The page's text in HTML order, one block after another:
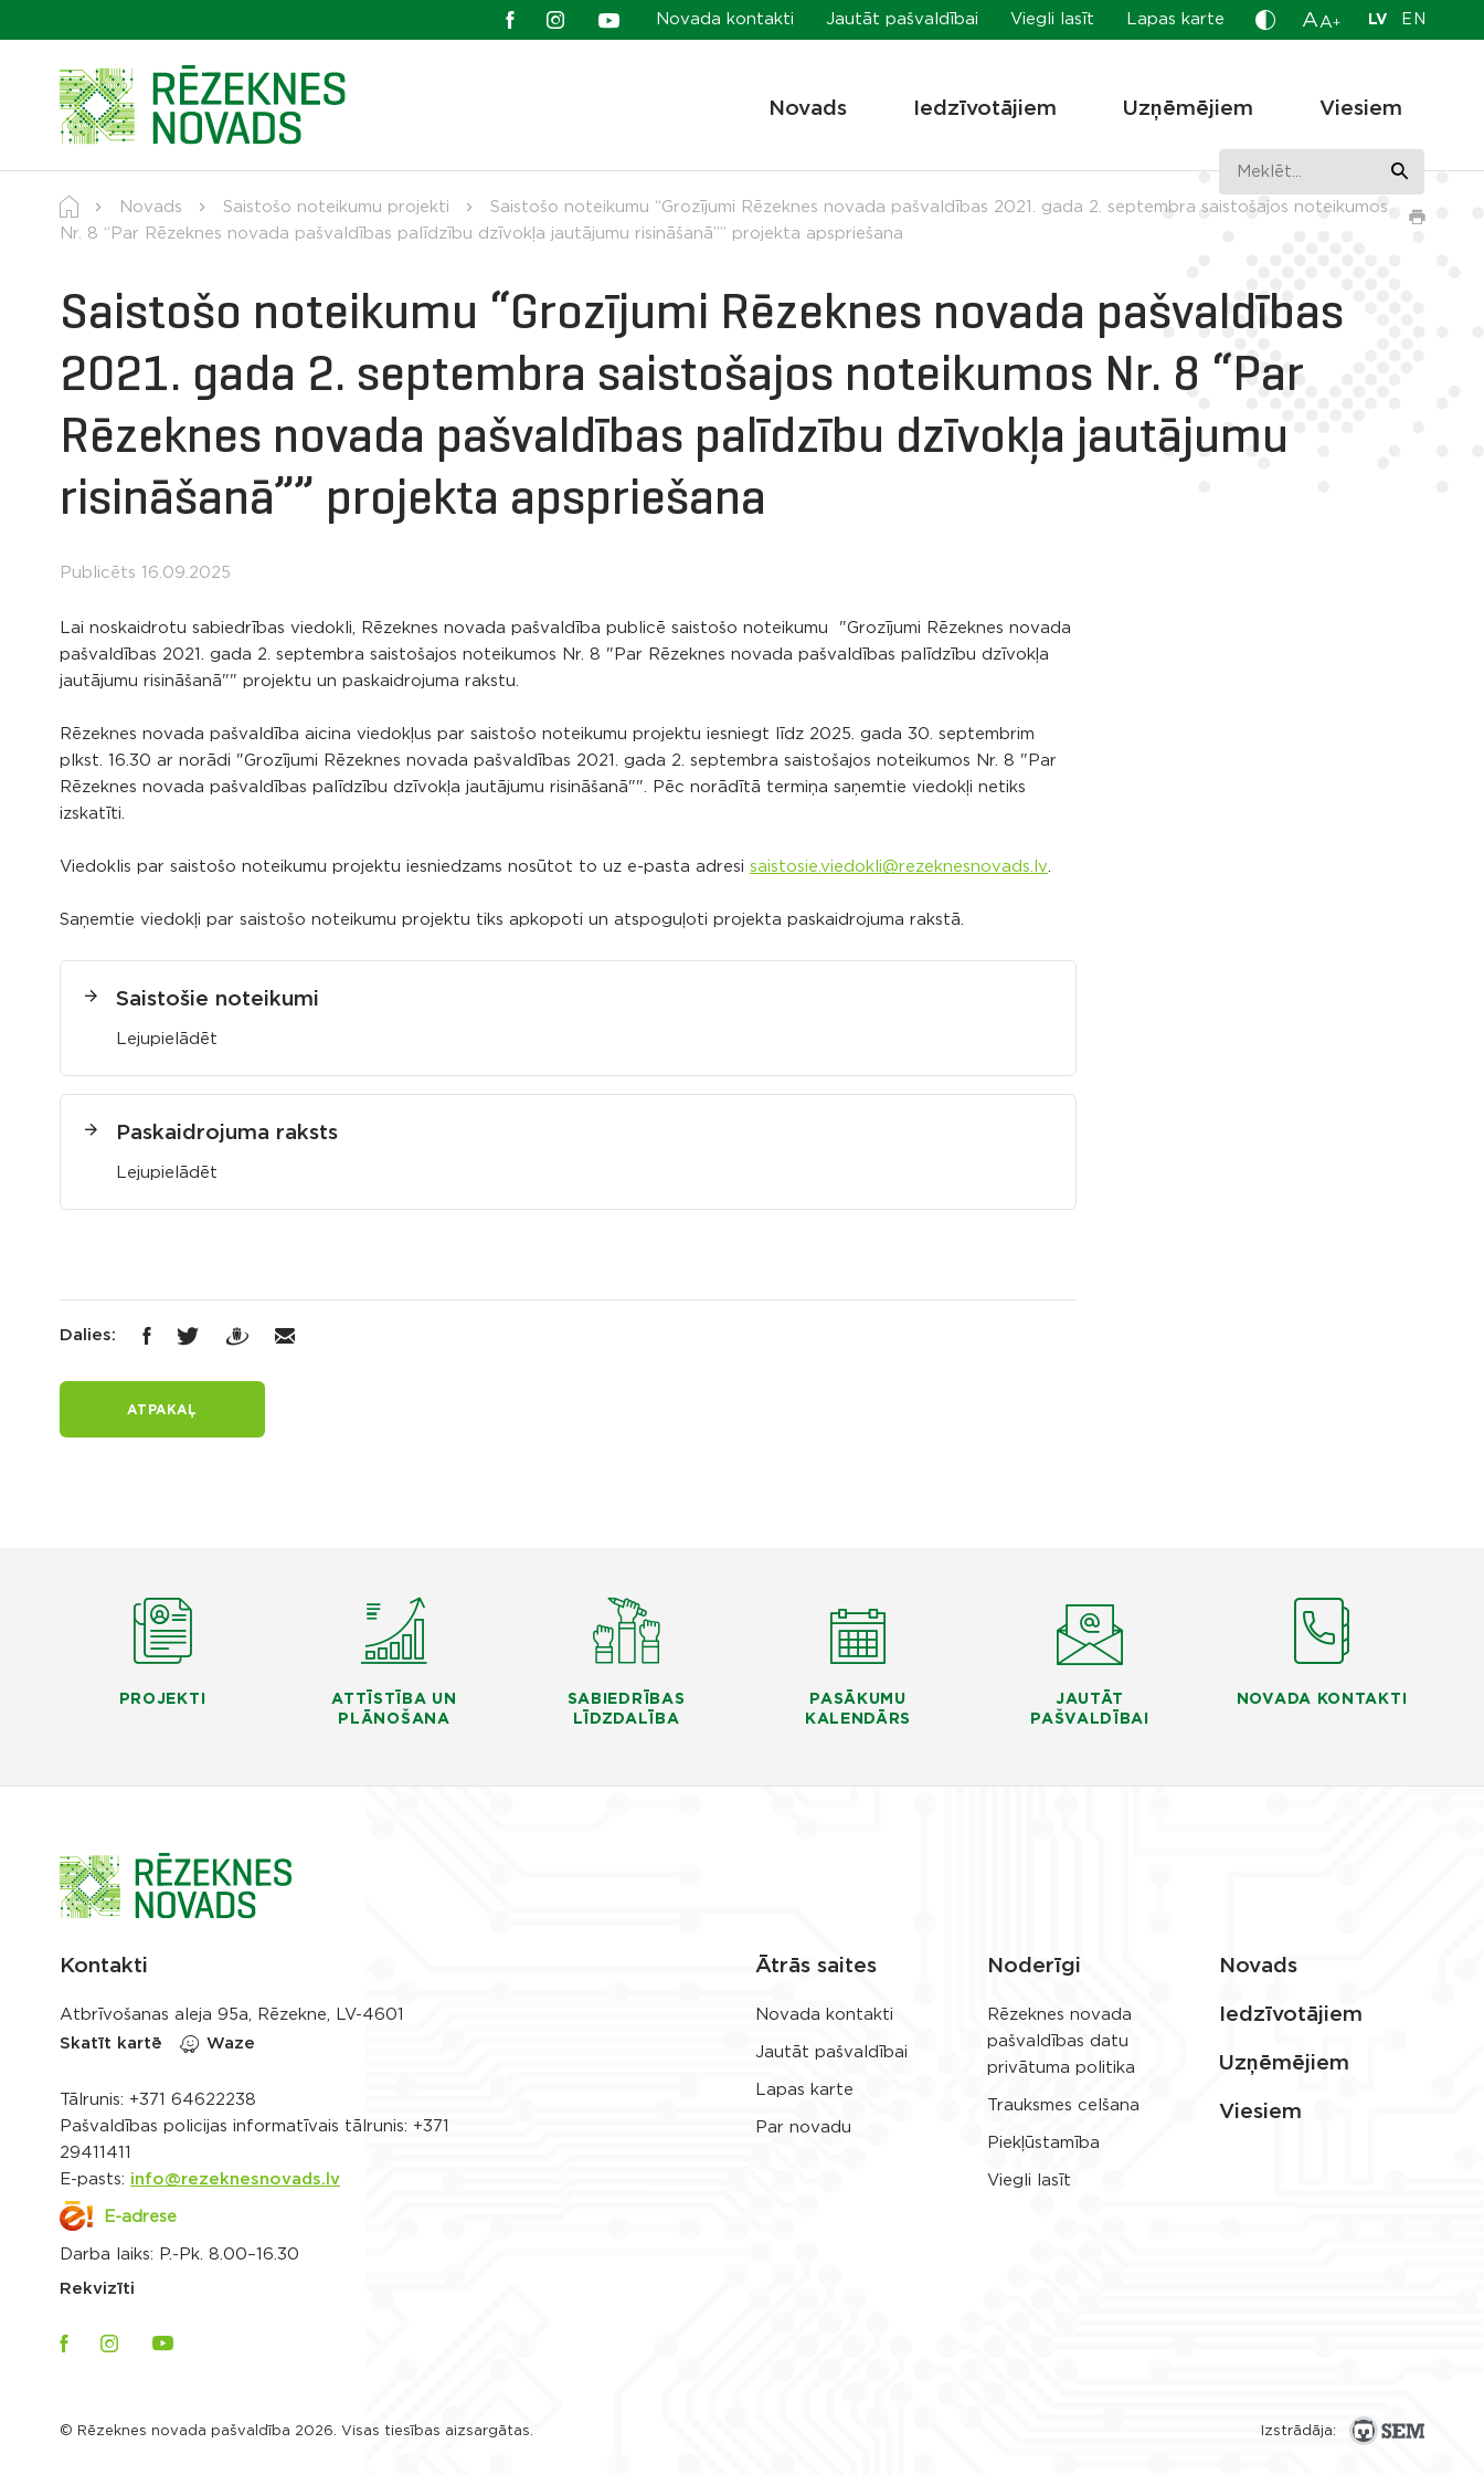
Novada kontakti Jautāt pašvaldībai Viegli lasīt Lapas karte A A+ LV EN
Novads Iedzīvotājiem Uzņēmējiem Viesiem
Novads Saistošo noteikumu projekti
Saistošo noteikumu “Grozījumi Rēzeknes novada pašvaldības 2021. gada 2. septembra saistošajos noteikumos
Nr. 8 “Par Rēzeknes novada pašvaldības palīdzību dzīvokļa jautājumu risināšanā”” projekta apspriešana
Saistošo noteikumu “Grozījumi Rēzeknes novada pašvaldības
2021. gada 2. septembra saistošajos noteikumos Nr. 8 “Par
Rēzeknes novada pašvaldības palīdzību dzīvokļa jautājumu
risināšanā”” projekta apspriešana
Publicēts 16.09.2025
Lai noskaidrotu sabiedrības viedokli, Rēzeknes novada pašvaldība publicē saistošo noteikumu "Grozījumi Rēzeknes novada
pašvaldības 2021. gada 2. septembra saistošajos noteikumos Nr. 8 "Par Rēzeknes novada pašvaldības palīdzību dzīvokļa
jautājumu risināšanā"" projektu un paskaidrojuma rakstu.
Rēzeknes novada pašvaldība aicina viedokļus par saistošo noteikumu projektu iesniegt līdz 2025. gada 30. septembrim
plkst. 16.30 ​ar norādi "Grozījumi Rēzeknes novada pašvaldības 2021. gada 2. septembra saistošajos noteikumos Nr. 8 "Par
Rēzeknes novada pašvaldības palīdzību dzīvokļa jautājumu risināšanā"". Pēc norādītā termiņa saņemtie viedokļi netiks
izskatīti.
Viedoklis par saistošo noteikumu projektu iesniedzams nosūtot to uz e-pasta adresi saistosie.viedokli@rezeknesnovads.lv.
Saņemtie viedokļi par saistošo noteikumu projektu tiks apkopoti un atspoguļoti projekta paskaidrojuma rakstā.
Saistošie noteikumi
Lejupielādēt
Paskaidrojuma raksts
Lejupielādēt
Dalies:
ATPAKAĻ
PROJEKTI
ATTĪSTĪBA UN
PLĀNOŠANA
SABIEDRĪBAS
LĪDZDALĪBA
PASĀKUMU
KALENDĀRS
JAUTĀT
PAŠVALDĪBAI
NOVADA KONTAKTI
Kontakti
Atbrīvošanas aleja 95a, Rēzekne, LV-4601
Skatīt kartē
Waze
Tālrunis: +371 64622238
Pašvaldības policijas informatīvais tālrunis: +371
29411411
E-pasts: info@rezeknesnovads.lv
E-adrese
Darba laiks: P.-Pk. 8.00–16.30
Rekvizīti
Ātrās saites
Novada kontakti
Jautāt pašvaldībai
Lapas karte
Par novadu
Noderīgi
Rēzeknes novada
pašvaldības datu
privātuma politika
Trauksmes celšana
Piekļūstamība
Viegli lasīt
Novads
Iedzīvotājiem
Uzņēmējiem
Viesiem
© Rēzeknes novada pašvaldība 2026. Visas tiesības aizsargātas. Izstrādāja: